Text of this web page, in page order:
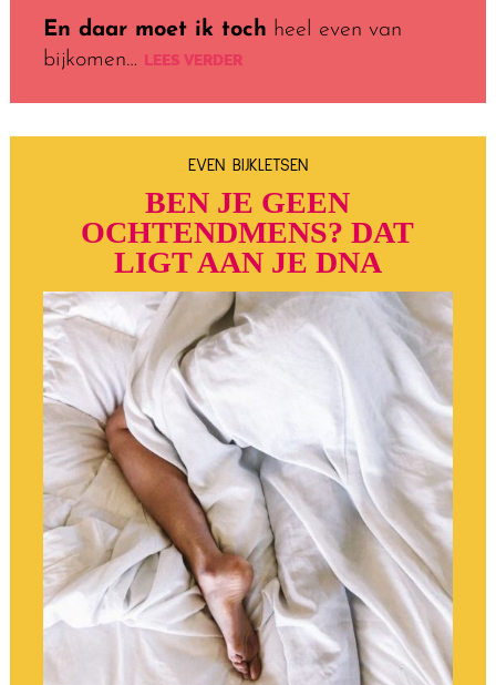
En daar moet ik toch heel even van
bijkomen… LEES VERDER
EVEN BIJKLETSEN
BEN JE GEEN
OCHTENDMENS?DAT
LIGT AAN JE DNA